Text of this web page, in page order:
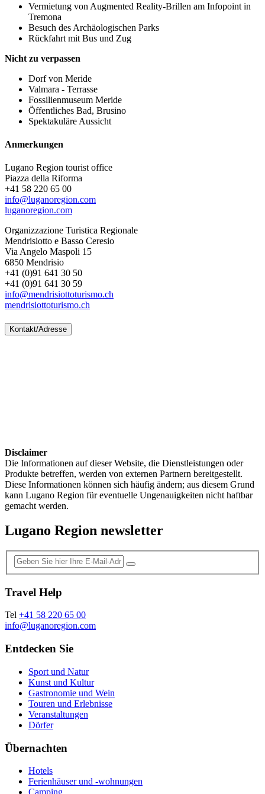
Vermietung von Augmented Reality-Brillen am Infopoint in
Tremona
Besuch des Archäologischen Parks
Rückfahrt mit Bus und Zug
Nicht zu verpassen
Dorf von Meride
Valmara - Terrasse
Fossilienmuseum Meride
Öffentliches Bad, Brusino
Spektakuläre Aussicht
Anmerkungen
Lugano Region tourist office
Piazza della Riforma
+41 58 220 65 00
info@luganoregion.com
luganoregion.com
Organizzazione Turistica Regionale
Mendrisiotto e Basso Ceresio
Via Angelo Maspoli 15
6850 Mendrisio
+41 (0)91 641 30 50
+41 (0)91 641 30 59
info@mendrisiottoturismo.ch
mendrisiottoturismo.ch
Kontakt/Adresse
Disclaimer
Die Informationen auf dieser Website, die Dienstleistungen oder
Produkte betreffen, werden von externen Partnern bereitgestellt.
Diese Informationen können sich häufig ändern; aus diesem Grund
kann Lugano Region für eventuelle Ungenauigkeiten nicht haftbar
gemacht werden.
Lugano Region newsletter
Travel Help
Tel +41 58 220 65 00
info@luganoregion.com
Entdecken Sie
Sport und Natur
Kunst und Kultur
Gastronomie und Wein
Touren und Erlebnisse
Veranstaltungen
Dörfer
Übernachten
Hotels
Ferienhäuser und -wohnungen